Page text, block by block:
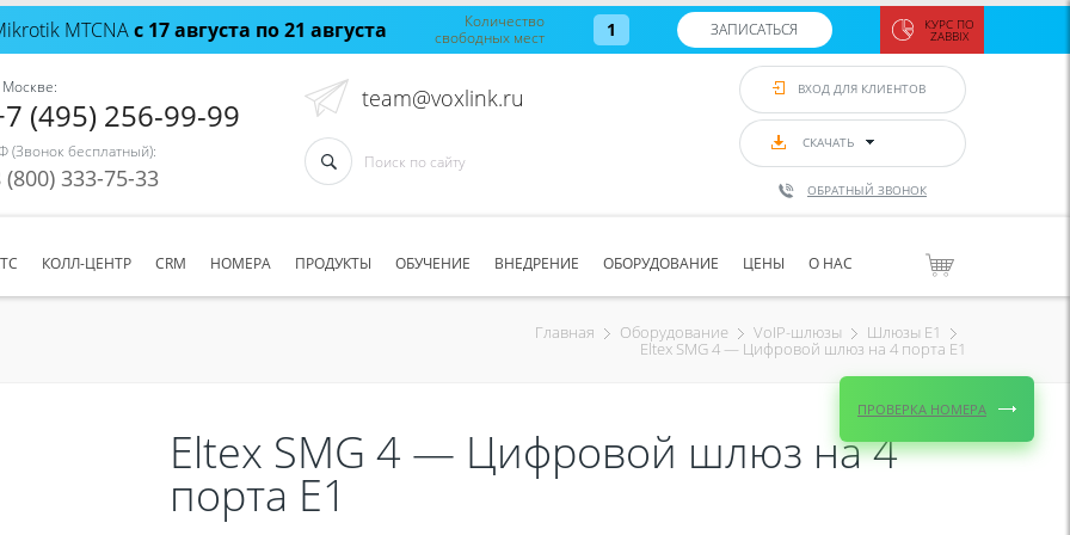
MTCNAс 17 августа по 21 августа
Количество
свободных мест
1 ЗАПИСАТЬСЯ КУРС ПО
ZABBIX
ВХОД ДЛЯ КЛИЕНТОВ
СКАЧАТЬ
ОБРАТНЫЙ ЗВОНОК
(495) 256-99-99
(Звонок бесплатный):
(800) 333-75-33
team@voxlink.ru
КОЛЛ-ЦЕНТР CRM НОМЕРА ПРОДУКТЫ ОБУЧЕНИЕ ВНЕДРЕНИЕ ОБОРУДОВАНИЕ ЦЕНЫ О НАС
Главная Оборудование VoIP-шлюзы Шлюзы Е1
Eltex SMG 4 — Цифровой шлюз на 4 порта Е1
Eltex SMG 4 — Цифровой шлюз на 4
порта Е1
ПРОВЕРКА НОМЕРА